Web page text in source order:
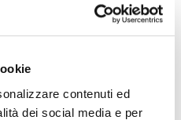
contenuti ed
dei social media e per